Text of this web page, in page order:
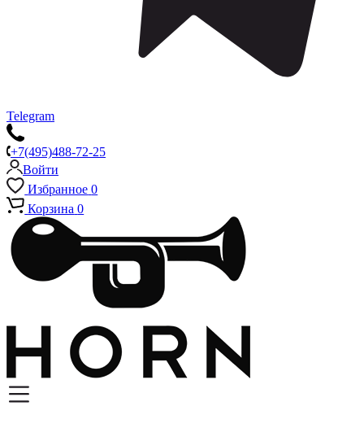
Telegram
+7(495)488-72-25
Войти
Избранное 0
Корзина 0